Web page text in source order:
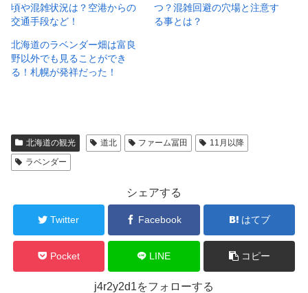
頃や混雑状況は？空港からの
交通手段など！
つ？混雑回避の穴場と注意す
る事とは？
北海道のラベンダー畑は富良
野以外でも見ることができ
る！札幌が発祥だった！
北海道の観光 道北 ファーム冨田
11月以降
ラベンダー
シェアする
Twitter Facebook はてブ
Pocket LINE コピー
j4r2y2d1をフォローする